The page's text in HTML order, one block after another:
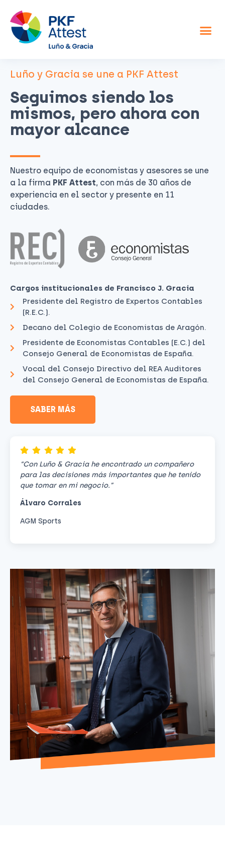
Luño y Gracia se une a PKF Attest
Seguimos siendo los
mismos, pero ahora con
mayor alcance
Nuestro equipo de economistas y asesores se une
a la firma PKF Attest, con más de 30 años de
experiencia en el sector y presente en 11
ciudades.
Cargos institucionales de Francisco J. Gracia
Presidente del Registro de Expertos Contables
(R.E.C.).
Decano del Colegio de Economistas de Aragón.
Presidente de Economistas Contables (E.C.) del
Consejo General de Economistas de España.
Vocal del Consejo Directivo del REA Auditores
del Consejo General de Economistas de España.
SABER MÁS
“Con Luño & Gracia he encontrado un compañero
para las decisiones más importantes que he tenido
que tomar en mi negocio.”
Álvaro Corrales
AGM Sports